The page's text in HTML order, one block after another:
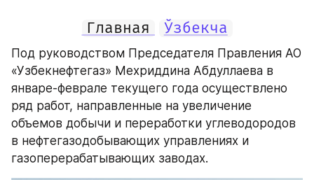
Главная Ўзбекча
Под руководством Председателя Правления АО
«Узбекнефтегаз» Мехриддина Абдуллаева в
январе-феврале текущего года осуществлено
ряд работ, направленные на увеличение
объемов добычи и переработки углеводородов
в нефтегазодобывающих управлениях и
газоперерабатывающих заводах.